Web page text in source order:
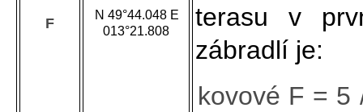
F
N 49°44.048 E
013°21.808
terasu v
zábradlí je:
kovové F = 5